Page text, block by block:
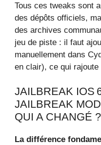
Tous ces tweaks sont
des dépôts officiels,
des archives
jeu de piste : il faut
manuellement dans
en clair), ce qui
JAILBREAK IOS
JAILBREAK
QUI A CHANGÉ ?
La différence